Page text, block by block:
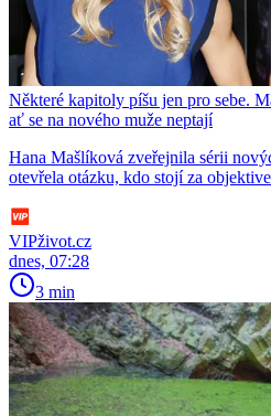
Některé kapitoly píšu jen pro sebe.
ať se na nového muže neptají
Hana Mašlíková zveřejnila sérii
otevřela otázku, kdo stojí za
VIPživot.cz
dnes, 07:28
3 min